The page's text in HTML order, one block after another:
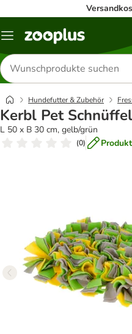
Menü
Produkte
suchen
Hundefutter & Zubehör
Kerbl Pet
L 50 x B 30 cm, gelb/grün
(0)